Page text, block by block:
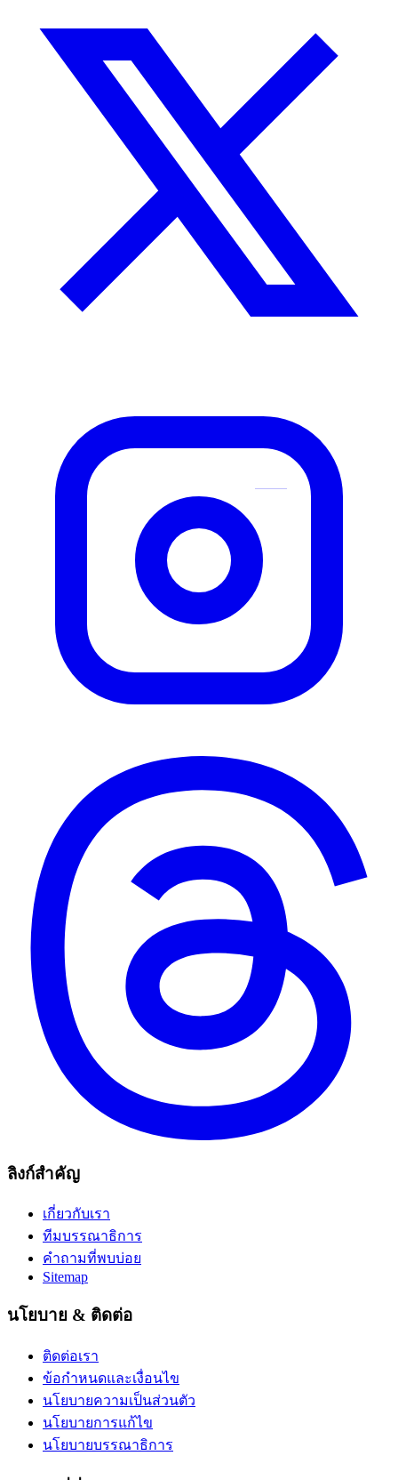
ลิงก์สำคัญ
เกี่ยวกับเรา
ทีมบรรณาธิการ
คำถามที่พบบ่อย
Sitemap
นโยบาย & ติดต่อ
ติดต่อเรา
ข้อกำหนดและเงื่อนไข
นโยบายความเป็นส่วนตัว
นโยบายการแก้ไข
นโยบายบรรณาธิการ